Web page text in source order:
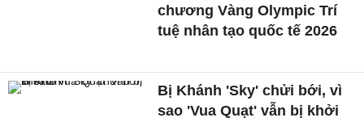
chương Vàng Olympic Trí
tuệ nhân tạo quốc tế 2026
Bị Khánh 'Sky' chửi bới, vì
sao 'Vua Quạt' vẫn bị khởi